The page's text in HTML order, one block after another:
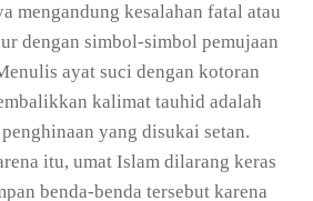
mengandung kesalahan fatal atau
dengan simbol-simbol pemujaan
ayat suci dengan kotoran
kalimat tauhid adalah
yang disukai setan.
itu, umat Islam dilarang keras
benda-benda tersebut karena